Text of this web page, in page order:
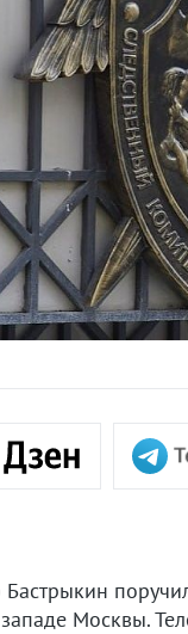
западе Москвы.